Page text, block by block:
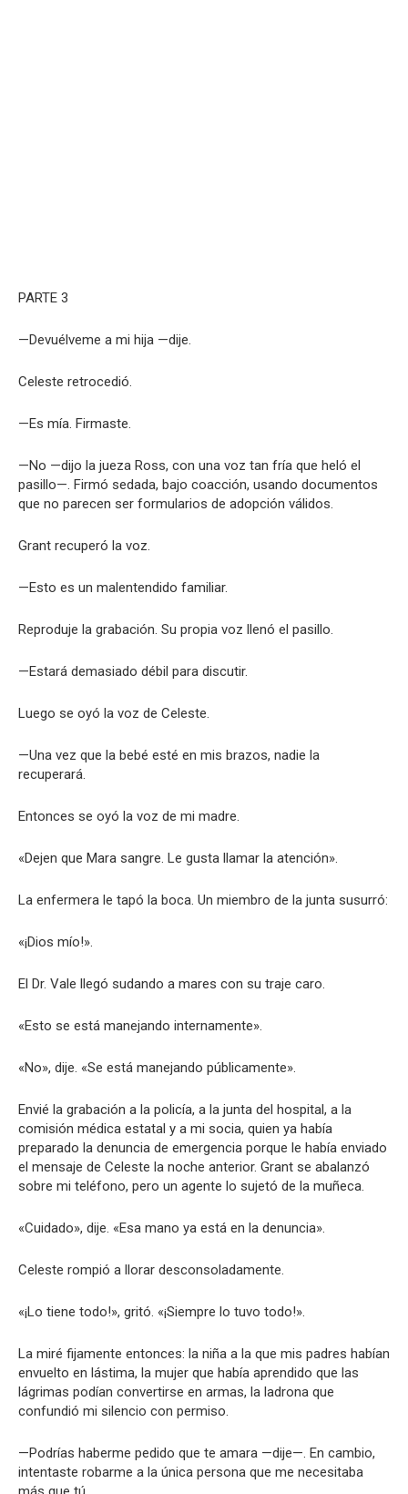
PARTE 3
—Devuélveme a mi hija —dije.
Celeste retrocedió.
—Es mía. Firmaste.
—No —dijo la jueza Ross, con una voz tan fría que heló el
pasillo—. Firmó sedada, bajo coacción, usando documentos
que no parecen ser formularios de adopción válidos.
Grant recuperó la voz.
—Esto es un malentendido familiar.
Reproduje la grabación. Su propia voz llenó el pasillo.
—Estará demasiado débil para discutir.
Luego se oyó la voz de Celeste.
—Una vez que la bebé esté en mis brazos, nadie la
recuperará.
Entonces se oyó la voz de mi madre.
«Dejen que Mara sangre. Le gusta llamar la atención».
La enfermera le tapó la boca. Un miembro de la junta susurró:
«¡Dios mío!».
El Dr. Vale llegó sudando a mares con su traje caro.
«Esto se está manejando internamente».
«No», dije. «Se está manejando públicamente».
Envié la grabación a la policía, a la junta del hospital, a la
comisión médica estatal y a mi socia, quien ya había
preparado la denuncia de emergencia porque le había enviado
el mensaje de Celeste la noche anterior. Grant se abalanzó
sobre mi teléfono, pero un agente lo sujetó de la muñeca.
«Cuidado», dije. «Esa mano ya está en la denuncia».
Celeste rompió a llorar desconsoladamente.
«¡Lo tiene todo!», gritó. «¡Siempre lo tuvo todo!».
La miré fijamente entonces: la niña a la que mis padres habían
envuelto en lástima, la mujer que había aprendido que las
lágrimas podían convertirse en armas, la ladrona que
confundió mi silencio con permiso.
—Podrías haberme pedido que te amara —dije—. En cambio,
intentaste robarme a la única persona que me necesitaba